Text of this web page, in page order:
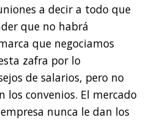
a decir a todo que
que no habrá
que negociamos
zafra por lo
de salarios, pero no
los convenios. El mercado
nunca le dan los